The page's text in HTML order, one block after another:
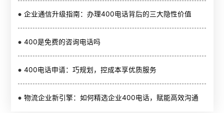
企业通信升级指南：办理400电话背后的三大隐性价值
400是免费的咨询电话吗
400电话申请：巧规划，控成本享优质服务
物流企业新引擎：如何精选企业400电话，赋能高效沟通